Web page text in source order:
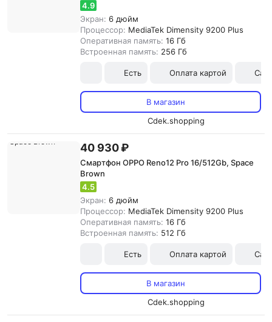
4.9
Экран: 6 дюйм
Процессор: MediaTek Dimensity 9200 Plus
Оперативная память: 16 Гб
Встроенная память: 256 Гб
Есть Оплата картой
В магазин
Cdek.shopping
40 930 ₽
Смартфон OPPO Reno12 Pro 16/512Gb, Space
Brown
4.5
Экран: 6 дюйм
Процессор: MediaTek Dimensity 9200 Plus
Оперативная память: 16 Гб
Встроенная память: 512 Гб
Есть Оплата картой
В магазин
Cdek.shopping